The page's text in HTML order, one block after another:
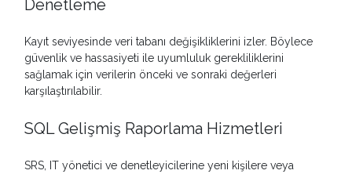
Denetleme
Kayıt seviyesinde veri tabanı değişikliklerini izler. Böylece
güvenlik ve hassasiyeti ile uyumluluk gerekliliklerini
sağlamak için verilerin önceki ve sonraki değerleri
karşılaştırılabilir.
SQL Gelişmiş Raporlama Hizmetleri
SRS, IT yönetici ve denetleyicilerine yeni kişilere veya